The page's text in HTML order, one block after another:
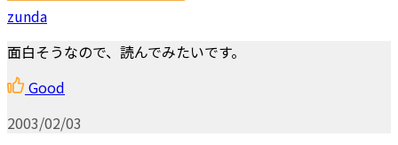
zunda
面白そうなので、読んでみたいです。
Good
2003/02/03